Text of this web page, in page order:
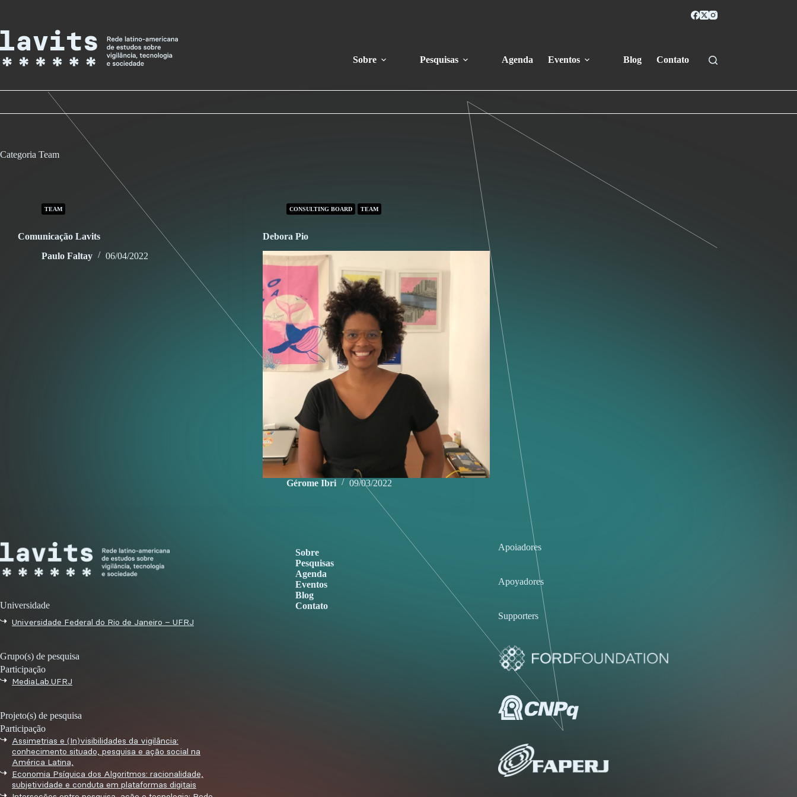
Sobre Pesquisas Agenda Eventos Blog Contato
Categoria Team
TEAM
Comunicação Lavits
Paulo Faltay
06/04/2022
CONSULTING BOARD TEAM
Debora Pio
Gérome Ibri 09/03/2022
Universidade
Universidade Federal do Rio de Janeiro – UFRJ
Grupo(s) de pesquisa
Participação
MediaLab.UFRJ
Projeto(s) de pesquisa
Participação
Assimetrias e (In)visibilidades da vigilância:
conhecimento situado, pesquisa e ação social na
América Latina,
Economia Psíquica dos Algoritmos: racionalidade,
subjetividade e conduta em plataformas digitais
Sobre
Pesquisas
Agenda
Eventos
Blog
Contato
Apoiadores
Apoyadores
Supporters